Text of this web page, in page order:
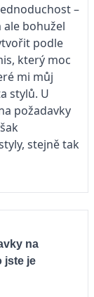
–
ale bohužel
podle
který moc
mi můj
stylů. U
požadavky
stejně tak
na
jste je